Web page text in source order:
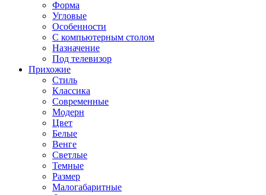
Форма
Угловые
Особенности
С компьютерным столом
Назначение
Под телевизор
Прихожие
Стиль
Классика
Современные
Модерн
Цвет
Белые
Венге
Светлые
Темные
Размер
Малогабаритные